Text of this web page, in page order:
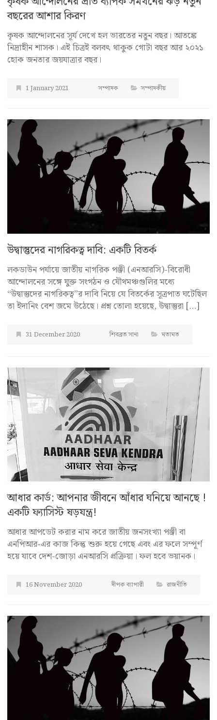
বছরের আশার কিরণ
কৃষক আন্দোলনের সূর্য দেখে হল ভারতের নতুন বছর। আতঙ্কে
নিদ্রাহীন শাসক। এই চিত্রই বলবৎ থাকুক গোটা বছর আর ২০২১
হোক জনতার জয়যাত্রার বছর।
1 January 2021 সম্পাদক সম্পাদকীয়
উদ্বাস্তুদের নাগরিকত্ব দাবি: একটি বিতর্ক
লকডাউন পর্যায়ে জাতীয় নাগরিক পঞ্জী (এনআরসি)-বিরোধী
আন্দোলনের সঙ্গে যুক্ত সংগঠন ও যৌথমঞ্চগুলির মধ্যে
“উদ্বাস্তুদের নাগরিকত্ব”র দাবি নিয়ে যে বিতর্কের সূত্রপাত ঘটেছিল
তা ইদানিং বেশ জমে উঠেছে। প্রশ্ন তোলা হয়েছে, উদ্বাস্তুরা […]
31 December 2020 শিবব্রত সানা মতামত
আধার কার্ড: আপনার জীবনে আঁধার ঘনিয়ে আনছে !
একটি ফ্যাসিস্ট ষড়যন্ত্র!
আধার আপডেট করার নাম করে জাতীয় জনসংখ্যা পঞ্জী বা
এনপিআর-এর কাজ কিন্তু শুরু হয়ে গেছে এবং এর ফলে সম্পূর্ণ
হয়ে যাবে দেশ-জোড়া এনআরসি প্রক্রিয়া। ফল হবে ভয়ানক।
16 November 2020 দীপক ব্যাপারী রাজনীতি